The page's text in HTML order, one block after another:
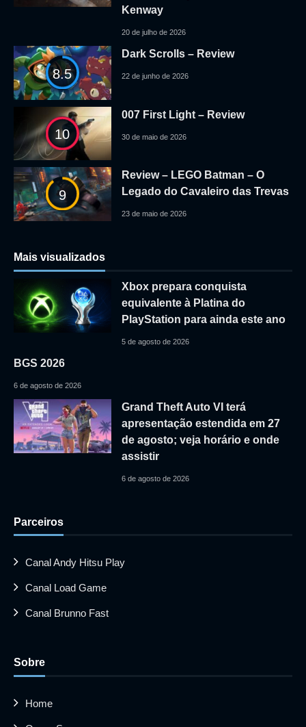
Kenway
20 de julho de 2026
8.5
Dark Scrolls – Review
22 de junho de 2026
10
007 First Light – Review
30 de maio de 2026
9
Review – LEGO Batman – O
Legado do Cavaleiro das Trevas
23 de maio de 2026
Mais visualizados
Xbox prepara conquista
equivalente à Platina do
PlayStation para ainda este ano
5 de agosto de 2026
BGS 2026
6 de agosto de 2026
Grand Theft Auto VI terá
apresentação estendida em 27
de agosto; veja horário e onde
assistir
6 de agosto de 2026
Parceiros
Canal Andy Hitsu Play
Canal Load Game
Canal Brunno Fast
Sobre
Home